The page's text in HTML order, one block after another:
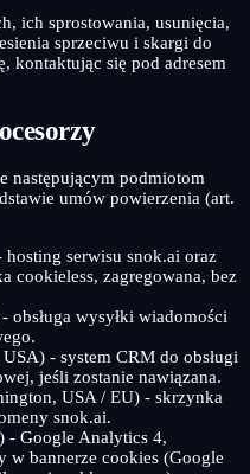
ich sprostowania, usunięcia,
sprzeciwu i skargi do
kontaktując się pod adresem
następującym podmiotom
umów powierzenia (art.
serwisu snok.ai oraz
cookieless, zagregowana, bez
obsługa wysyłki wiadomości
USA) - system CRM do obsługi
jeśli zostanie nawiązana.
USA / EU) - skrzynka
snok.ai.
- Google Analytics 4,
w bannerze cookies (Google